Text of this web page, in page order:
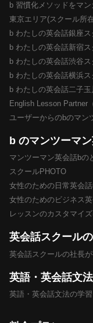
b 習慣化メソッドをマン
東京エリア(スクール所
b わたしの英会話銀座
b わたしの英会話新宿
b わたしの英会話渋谷
b わたしの英会話横浜
b わたしの英会話二子
English Lesson Partner
ユーザーからのbのマン
b のマンツーマ
マンツーマン英会話bの
スクールPHOTO
女性のための日常英会
女性のためのビジネス
レッスンのカスタマイ
英会話スクール
英会話スクールの社長
英語・英会話文
英語・英会話文法の学習